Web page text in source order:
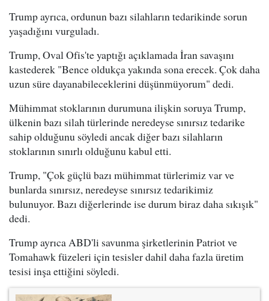
Trump ayrıca, ordunun bazı silahların tedarikinde sorun
yaşadığını vurguladı.
Trump, Oval Ofis'te yaptığı açıklamada İran savaşını
kastederek "Bence oldukça yakında sona erecek. Çok daha
uzun süre dayanabileceklerini düşünmüyorum" dedi.
Mühimmat stoklarının durumuna ilişkin soruya Trump,
ülkenin bazı silah türlerinde neredeyse sınırsız tedarike
sahip olduğunu söyledi ancak diğer bazı silahların
stoklarının sınırlı olduğunu kabul etti.
Trump, "Çok güçlü bazı mühimmat türlerimiz var ve
bunlarda sınırsız, neredeyse sınırsız tedarikimiz
bulunuyor. Bazı diğerlerinde ise durum biraz daha sıkışık"
dedi.
Trump ayrıca ABD'li savunma şirketlerinin Patriot ve
Tomahawk füzeleri için tesisler dahil daha fazla üretim
tesisi inşa ettiğini söyledi.